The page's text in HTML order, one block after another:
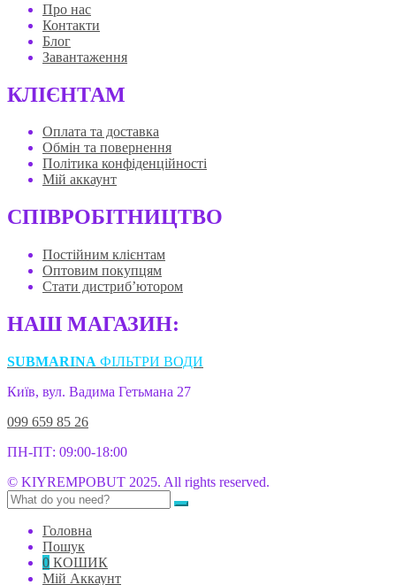
Про нас
Контакти
Блог
Завантаження
КЛІЄНТАМ
Оплата та доставка
Обмін та повернення
Політика конфіденційності
Мій аккаунт
СПІВРОБІТНИЦТВО
Постійним клієнтам
Оптовим покупцям
Стати дистриб’ютором
НАШ МАГАЗИН:
SUBMARINA ФІЛЬТРИ ВОДИ
Київ, вул. Вадима Гетьмана 27
099 659 85 26
ПН-ПТ: 09:00-18:00
© KIYREMPOBUT 2025. All rights reserved.
Головна
Пошук
0 КОШИК
Мій Аккаунт